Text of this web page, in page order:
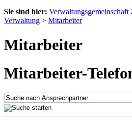
Sie sind hier: Verwaltungsgemeinschaft
Verwaltung > Mitarbeiter
Mitarbeiter
Mitarbeiter-